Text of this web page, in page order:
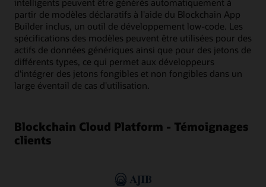
partir de modèles déclaratifs à l'aide du Blockchain App
Builder inclus, un outil de développement low-code. Les
spécifications des modèles peuvent être utilisées pour des
actifs de données génériques ainsi que pour des jetons de
différents types, ce qui permet aux développeurs
d'intégrer des jetons fongibles et non fongibles dans un
large éventail de cas d'utilisation.
Blockchain Cloud Platform - Témoignages
clients